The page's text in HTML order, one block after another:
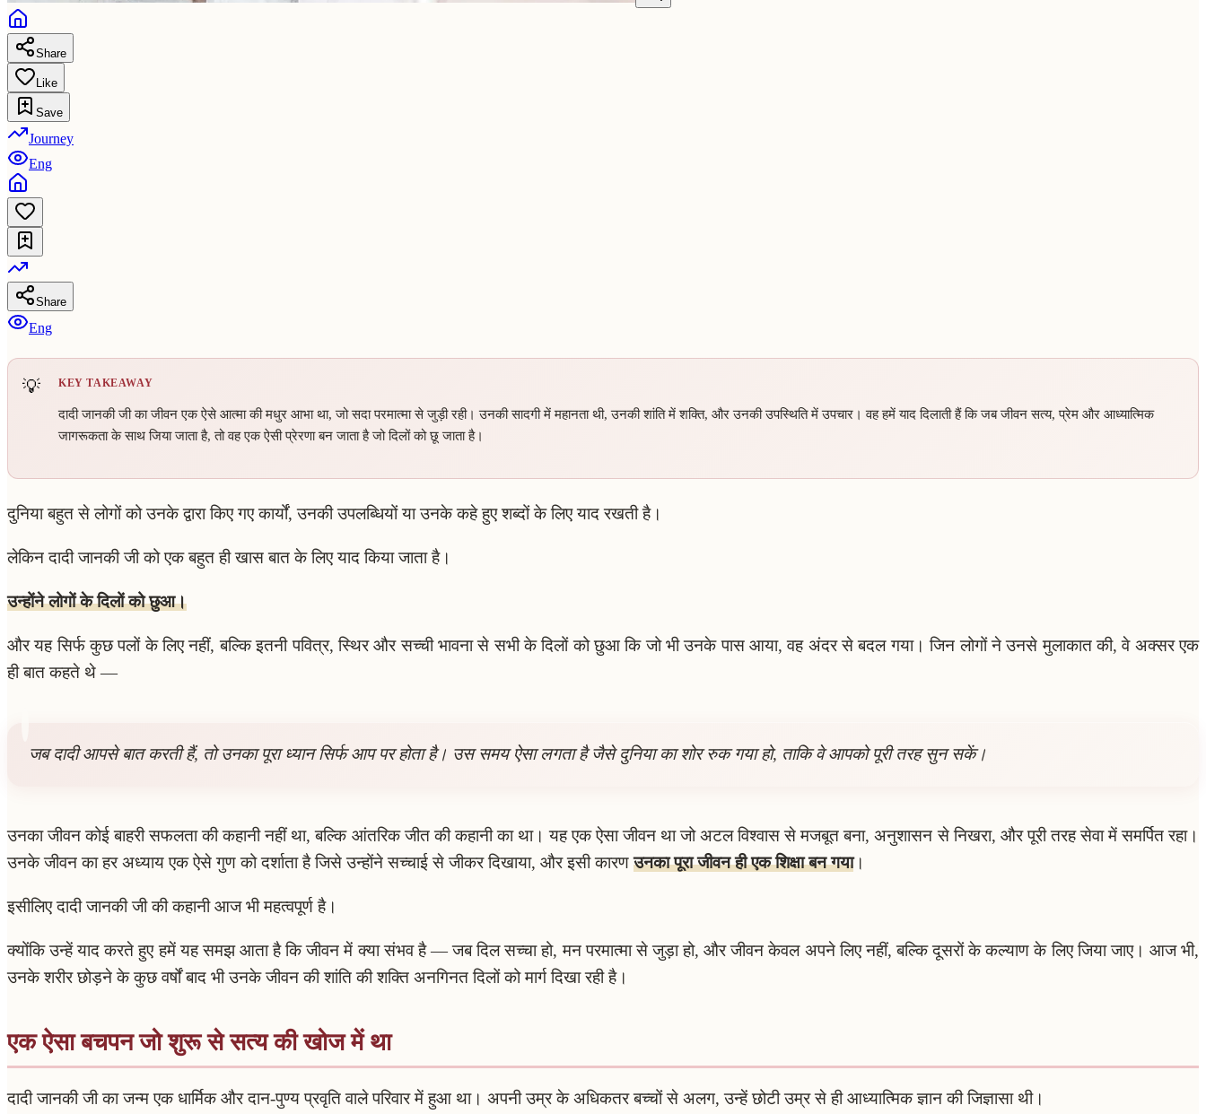
Share
Like
Save
Journey
Eng
Share
Eng
KEY TAKEAWAY
दादी जानकी जी का जीवन एक ऐसे आत्मा की मधुर आभा था, जो सदा परमात्मा से जुड़ी रही। उनकी सादगी में महानता थी, उनकी शांति में शक्ति, और उनकी उपस्थिति में उपचार। वह हमें याद दिलाती हैं कि जब जीवन सत्य, प्रेम और आध्यात्मिक
जागरूकता के साथ जिया जाता है, तो वह एक ऐसी प्रेरणा बन जाता है जो दिलों को छू जाता है।
दुनिया बहुत से लोगों को उनके द्वारा किए गए कार्यों, उनकी उपलब्धियों या उनके कहे हुए शब्दों के लिए याद रखती है।
लेकिन दादी जानकी जी को एक बहुत ही खास बात के लिए याद किया जाता है।
उन्होंने लोगों के दिलों को छुआ।
और यह सिर्फ कुछ पलों के लिए नहीं, बल्कि इतनी पवित्र, स्थिर और सच्ची भावना से सभी के दिलों को छुआ कि जो भी उनके पास आया, वह अंदर से बदल गया। जिन लोगों ने उनसे मुलाकात की, वे अक्सर एक
ही बात कहते थे —
जब दादी आपसे बात करती हैं, तो उनका पूरा ध्यान सिर्फ आप पर होता है। उस समय ऐसा लगता है जैसे दुनिया का शोर रुक गया हो, ताकि वे आपको पूरी तरह सुन सकें।
उनका जीवन कोई बाहरी सफलता की कहानी नहीं था, बल्कि आंतरिक जीत की कहानी का था। यह एक ऐसा जीवन था जो अटल विश्वास से मजबूत बना, अनुशासन से निखरा, और पूरी तरह सेवा में समर्पित रहा।
उनके जीवन का हर अध्याय एक ऐसे गुण को दर्शाता है जिसे उन्होंने सच्चाई से जीकर दिखाया, और इसी कारणउनका पूरा जीवन ही एक शिक्षा बन गया।
इसीलिए दादी जानकी जी की कहानी आज भी महत्वपूर्ण है।
क्योंकि उन्हें याद करते हुए हमें यह समझ आता है कि जीवन में क्या संभव है — जब दिल सच्चा हो, मन परमात्मा से जुड़ा हो, और जीवन केवल अपने लिए नहीं, बल्कि दूसरों के कल्याण के लिए जिया जाए। आज भी,
उनके शरीर छोड़ने के कुछ वर्षों बाद भी उनके जीवन की शांति की शक्ति अनगिनत दिलों को मार्ग दिखा रही है।
एक ऐसा बचपन जो शुरू से सत्य की खोज में था
दादी जानकी जी का जन्म एक धार्मिक और दान-पुण्य प्रवृति वाले परिवार में हुआ था। अपनी उम्र के अधिकतर बच्चों से अलग, उन्हें छोटी उम्र से ही आध्यात्मिक ज्ञान की जिज्ञासा थी।